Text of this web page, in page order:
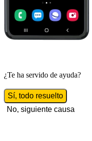
¿Te ha servido de ayuda?
Sí, todo resuelto
No, siguiente causa